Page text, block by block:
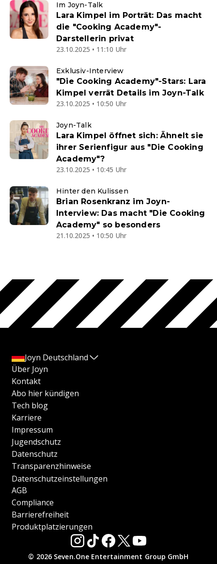
Im Joyn-Talk
Lara Kimpel im Porträt: Das macht
die "Cooking Academy"-
Darstellerin privat
23.10.2025 • 11:10 Uhr
Exklusiv-Interview
"Die Cooking Academy"-Stars: Lara
Kimpel verrät Details im Joyn-Talk
23.10.2025 • 10:50 Uhr
Joyn-Talk
Lara Kimpel öffnet sich: Ähnelt sie
ihrer Serienfigur aus "Die Cooking
Academy"?
23.10.2025 • 10:45 Uhr
Hinter den Kulissen
Brian Rosenkranz im Joyn-
Interview: Das macht "Die Cooking
Academy" so besonders
21.10.2025 • 10:50 Uhr
Joyn Deutschland
Über Joyn
Kontakt
Abo hier kündigen
Tech blog
Karriere
Impressum
Jugendschutz
Datenschutz
Transparenzhinweise
Datenschutzeinstellungen
AGB
Compliance
Barrierefreiheit
Produktplatzierungen
© 2026 Seven.One Entertainment Group GmbH